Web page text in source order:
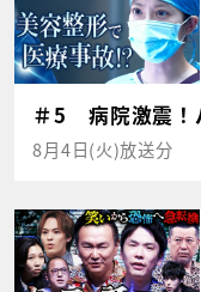
＃5 病院激震！
8月4日(火)放送分